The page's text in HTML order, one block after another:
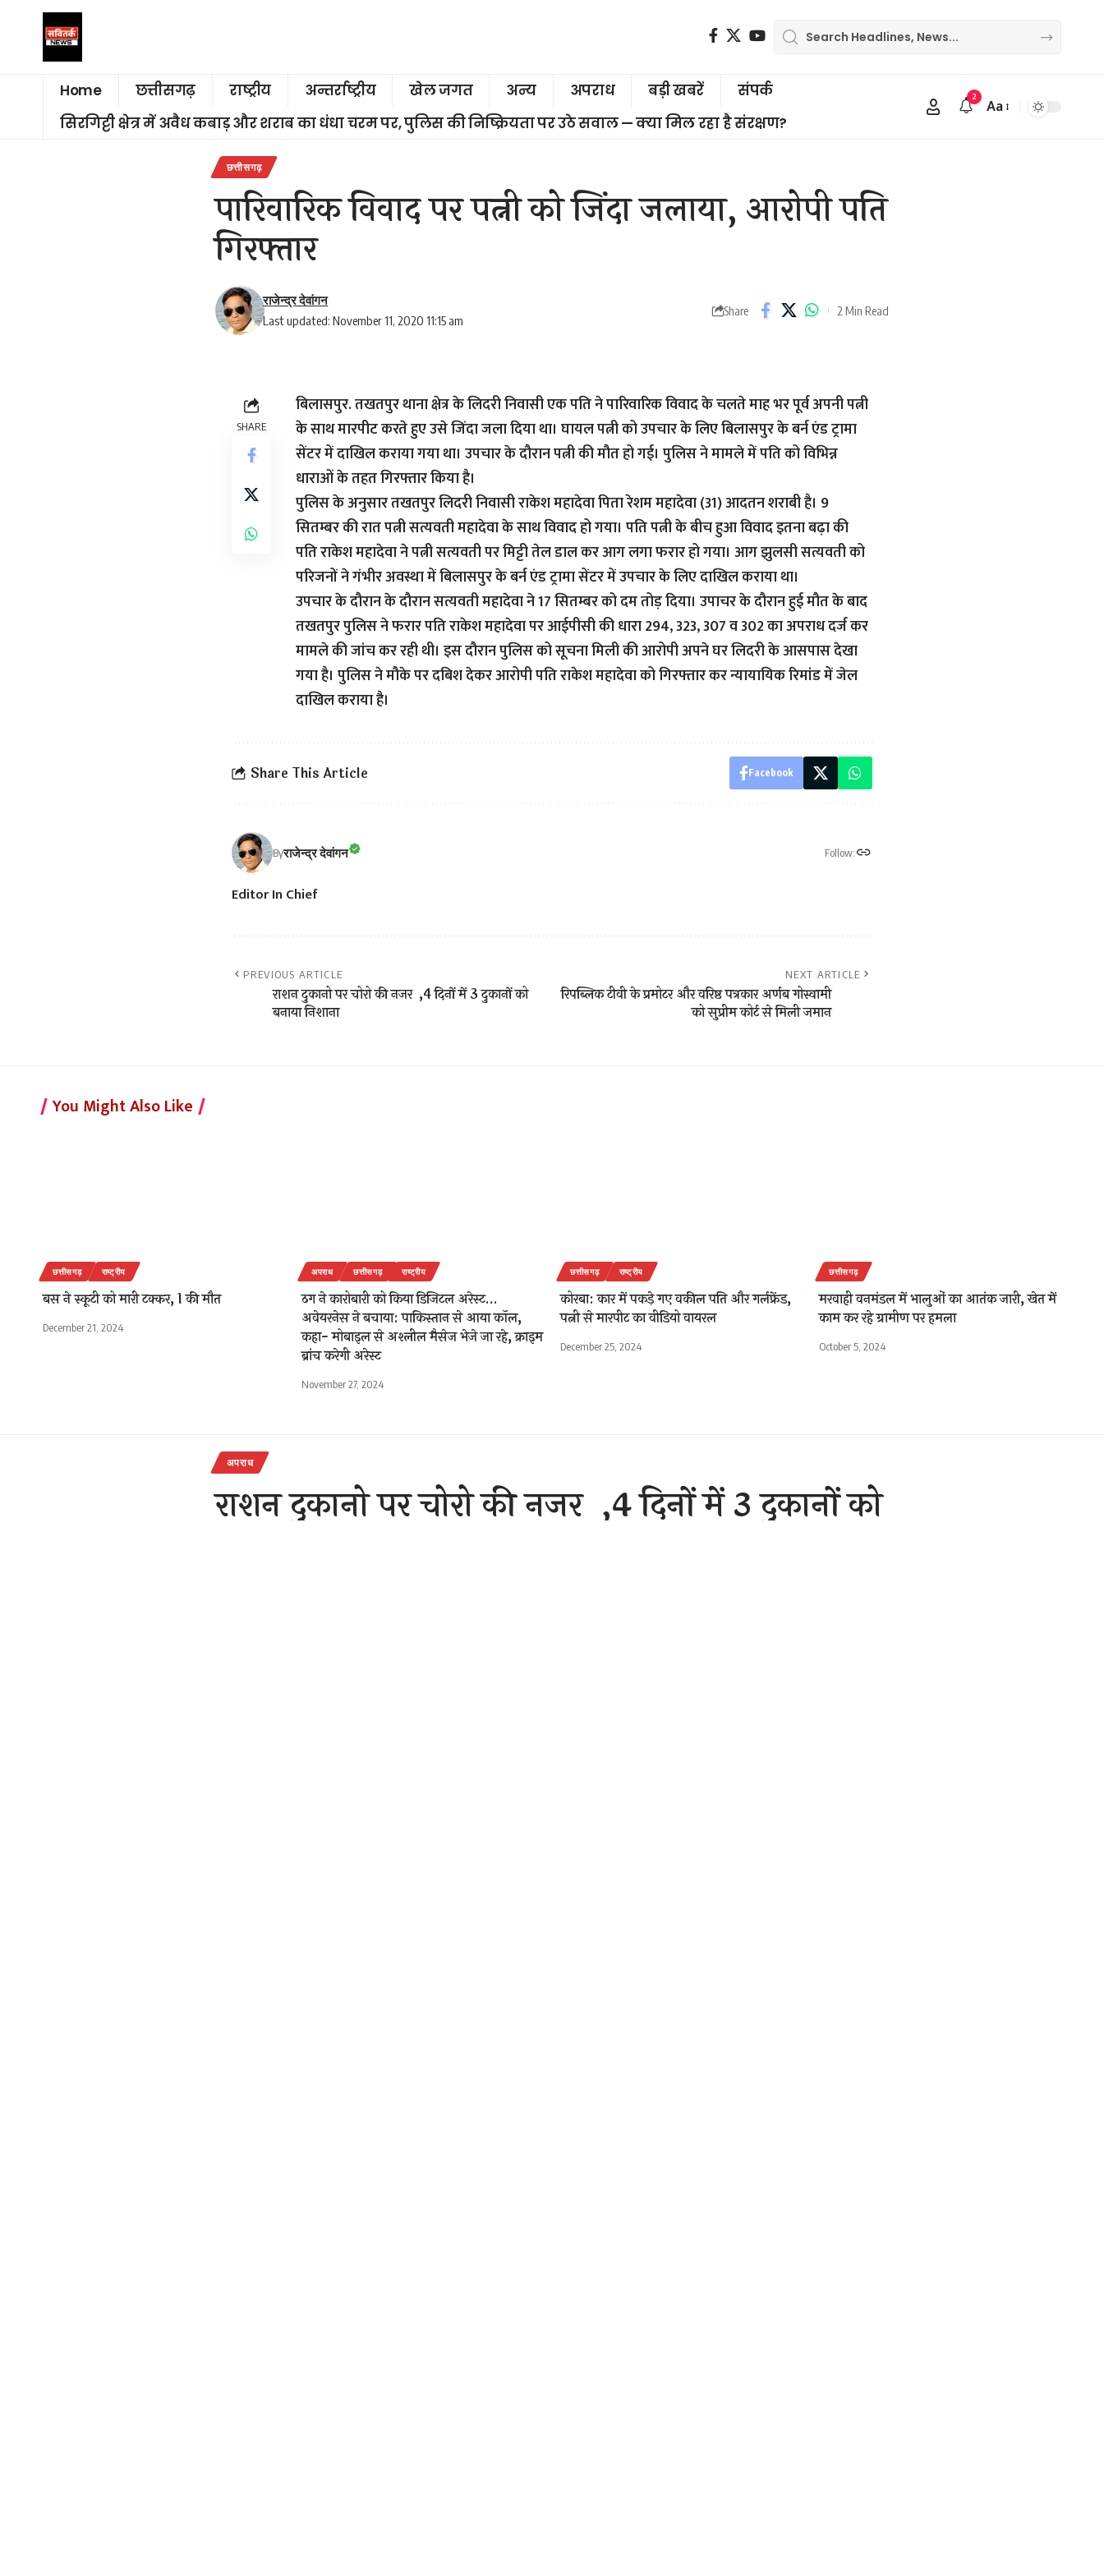
Home छत्तीसगढ़ राष्ट्रीय अन्तर्राष्ट्रीय खेल जगत अन्य अपराध बड़ी खबरें
संपर्क
सिरगिट्टी क्षेत्र में अवैध कबाड़ और शराब का धंधा चरम पर, पुलिस की निष्क्रियता पर उठे सवाल — क्या मिल रहा है संरक्षण?
2
Font
Aa
छत्तीसगढ़
पारिवारिक विवाद पर पत्नी को जिंदा जलाया, आरोपी पति
गिरफ्तार
Last updated: November 11, 2020 11:15 am
राजेन्द्र देवांगन
Share 2 Min Read
SHARE
बिलासपुर. तखतपुर थाना क्षेत्र के लिदरी निवासी एक पति ने पारिवारिक विवाद के चलते माह भर पूर्व अपनी पत्नी
के साथ मारपीट करते हुए उसे जिंदा जला दिया था। घायल पत्नी को उपचार के लिए बिलासपुर के बर्न एंड ट्रामा
सेंटर में दाखिल कराया गया था। उपचार के दौरान पत्नी की मौत हो गई। पुलिस ने मामले में पति को विभिन्न
धाराओं के तहत गिरफ्तार किया है।
पुलिस के अनुसार तखतपुर लिदरी निवासी राकेश महादेवा पिता रेशम महादेवा (31) आदतन शराबी है। 9
सितम्बर की रात पत्नी सत्यवती महादेवा के साथ विवाद हो गया। पति पत्नी के बीच हुआ विवाद इतना बढ़ा की
पति राकेश महादेवा ने पत्नी सत्यवती पर मिट्टी तेल डाल कर आग लगा फरार हो गया। आग झुलसी सत्यवती को
परिजनों ने गंभीर अवस्था में बिलासपुर के बर्न एंड ट्रामा सेंटर में उपचार के लिए दाखिल कराया था।
उपचार के दौरान के दौरान सत्यवती महादेवा ने 17 सितम्बर को दम तोड़ दिया। उपाचर के दौरान हुई मौत के बाद
तखतपुर पुलिस ने फरार पति राकेश महादेवा पर आईपीसी की धारा 294, 323, 307 व 302 का अपराध दर्ज कर
मामले की जांच कर रही थी। इस दौरान पुलिस को सूचना मिली की आरोपी अपने घर लिदरी के आसपास देखा
गया है। पुलिस ने मौके पर दबिश देकर आरोपी पति राकेश महादेवा को गिरफ्तार कर न्यायायिक रिमांड में जेल
दाखिल कराया है।
Share This Article Facebook
Byराजेन्द्र देवांगन Follow:
Editor In Chief
PREVIOUS ARTICLE
राशन दुकानो पर चोरो की नजर ,4 दिनों में 3 दुकानों को
बनाया निशाना
NEXT ARTICLE
रिपब्लिक टीवी के प्रमोटर और वरिष्ठ पत्रकार अर्णब गोस्वामी
को सुप्रीम कोर्ट से मिली जमान
You Might Also Like
छत्तीसगढ़ राष्ट्रीय
बस ने स्कूटी को मारी टक्कर, 1 की मौत
December 21, 2024
अपराध छत्तीसगढ़ राष्ट्रीय
ठग ने कारोबारी को किया डिजिटल अरेस्ट…
अवेयरनेस ने बचाया: पाकिस्तान से आया कॉल,
कहा- मोबाइल से अश्लील मैसेज भेजे जा रहे, क्राइम
ब्रांच करेगी अरेस्ट
November 27, 2024
छत्तीसगढ़ राष्ट्रीय
कोरबा: कार में पकड़े गए वकील पति और गर्लफ्रेंड,
पत्नी से मारपीट का वीडियो वायरल
December 25, 2024
छत्तीसगढ़
मरवाही वनमंडल में भालुओं का आतंक जारी, खेत में
काम कर रहे ग्रामीण पर हमला
October 5, 2024
अपराध
राशन दुकानो पर चोरो की नजर ,4 दिनों में 3 दुकानों को